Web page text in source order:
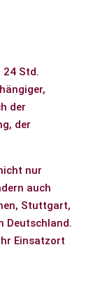
24 Std.
der
der
nur
auch
Stuttgart,
Deutschland.
Einsatzort